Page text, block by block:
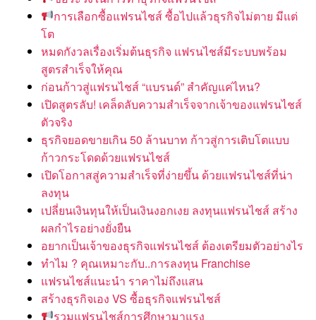
การเลือกซื้อแฟรนไชส์ ซื้อไปแล้วธุรกิจไม่ตาย มีแต่
โต
หมดกังวลเรื่องเริ่มต้นธุรกิจ แฟรนไชส์มีระบบพร้อม
สูตรสำเร็จให้คุณ
ก่อนก้าวสู่แฟรนไชส์ “แบรนด์” สำคัญแค่ไหน?
เปิดสูตรลับ! เคล็ดลับความสำเร็จจากเจ้าของแฟรนไชส์
ตัวจริง
ธุรกิจยอดขายเกิน 50 ล้านบาท ก้าวสู่การเติบโตแบบ
ก้าวกระโดดด้วยแฟรนไชส์
เปิดโอกาสสู่ความสำเร็จที่ง่ายขึ้น ด้วยแฟรนไชส์ที่น่า
ลงทุน
เปลี่ยนเงินทุนให้เป็นเงินงอกเงย ลงทุนแฟรนไชส์ สร้าง
ผลกำไรอย่างยั่งยืน
อยากเป็นเจ้าของธุรกิจแฟรนไชส์ ต้องเตรียมตัวอย่างไร
ทำไม ? คุณเหมาะกับ..การลงทุน Franchise
แฟรนไชส์แนะนำ ราคาไม่ถึงแสน
สร้างธุรกิจเอง VS ซื้อธุรกิจแฟรนไชส์
รวมแฟรนไชส์การศึกษามาแรง